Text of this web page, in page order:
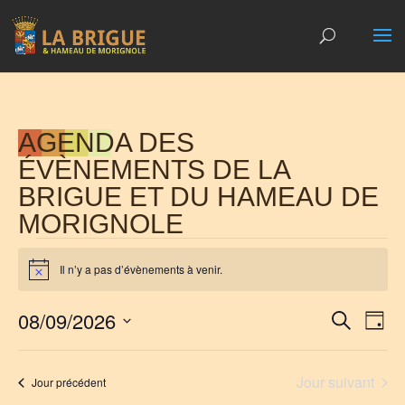
AGENDA DES
ÉVÈNEMENTS DE LA
BRIGUE ET DU HAMEAU DE
MORIGNOLE
ÉVÈNEMENTS
FOR
AOÛT
2026
Notice Il n’y a pas d’évènements à venir.
DE
Recherche
DE
Jour
08/09/2026
date.Jour précédent Jour suivant